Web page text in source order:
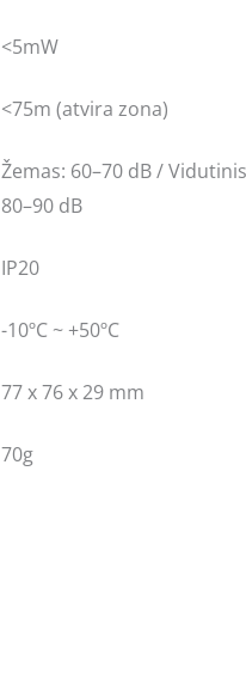
<5mW
<75m (atvira zona)
Žemas: 60–70 dB /
80–90 dB
IP20
-10ºC ~ +50ºC
77 x 76 x 29 mm
70g